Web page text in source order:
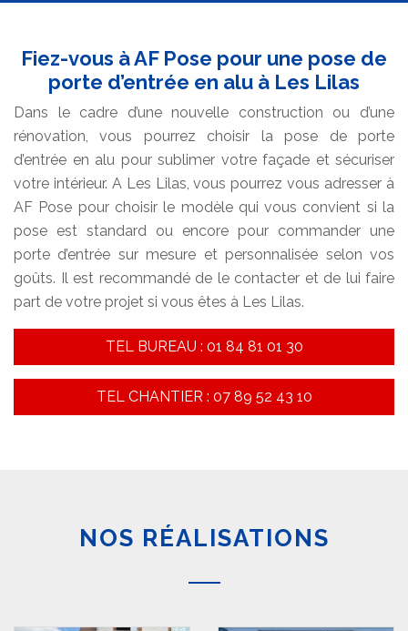
Fiez-vous à AF Pose pour une pose de
porte d’entrée en alu à Les Lilas
Dans le cadre d’une nouvelle construction ou d’une
rénovation, vous pourrez choisir la pose de porte
d’entrée en alu pour sublimer votre façade et sécuriser
votre intérieur. A Les Lilas, vous pourrez vous adresser à
AF Pose pour choisir le modèle qui vous convient si la
pose est standard ou encore pour commander une
porte d’entrée sur mesure et personnalisée selon vos
goûts. Il est recommandé de le contacter et de lui faire
part de votre projet si vous êtes à Les Lilas.
TEL BUREAU : 01 84 81 01 30
TEL CHANTIER : 07 89 52 43 10
NOS RÉALISATIONS